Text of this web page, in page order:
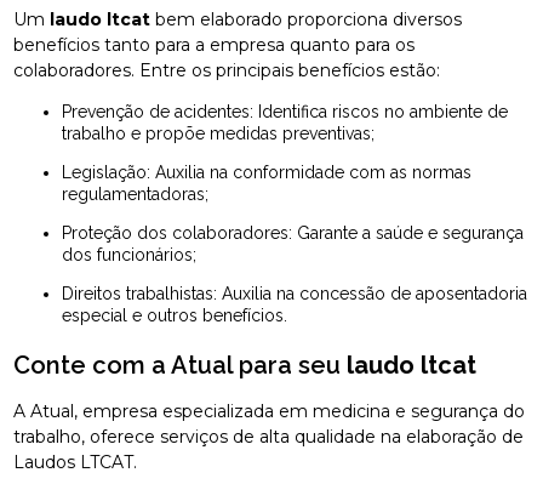
Um laudo ltcat bem elaborado proporciona diversos
benefícios tanto para a empresa quanto para os
colaboradores. Entre os principais benefícios estão:
Prevenção de acidentes: Identifica riscos no ambiente de
trabalho e propõe medidas preventivas;
Legislação: Auxilia na conformidade com as normas
regulamentadoras;
Proteção dos colaboradores: Garante a saúde e segurança
dos funcionários;
Direitos trabalhistas: Auxilia na concessão de aposentadoria
especial e outros benefícios.
Conte com a Atual para seu laudo ltcat
A Atual, empresa especializada em medicina e segurança do
trabalho, oferece serviços de alta qualidade na elaboração de
Laudos LTCAT.